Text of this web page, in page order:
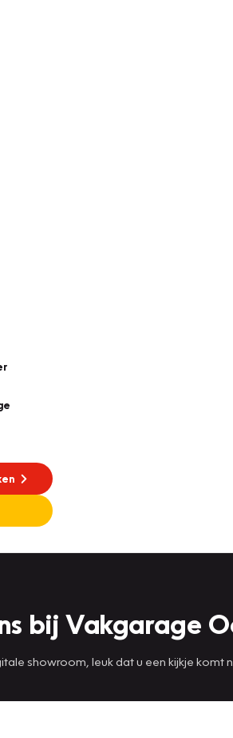
bij Vakgarage
showroom, leuk dat u een kijkje komt